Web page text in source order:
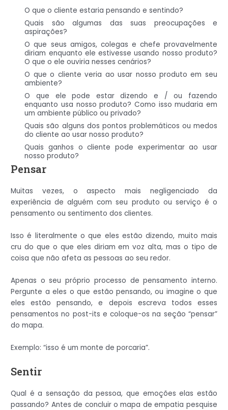
O que o cliente estaria pensando e sentindo?
Quais são algumas das suas preocupações e
aspirações?
O que seus amigos, colegas e chefe provavelmente
diriam enquanto ele estivesse usando nosso produto?
O que o ele ouviria nesses cenários?
O que o cliente veria ao usar nosso produto em seu
ambiente?
O que ele pode estar dizendo e / ou fazendo
enquanto usa nosso produto? Como isso mudaria em
um ambiente público ou privado?
Quais são alguns dos pontos problemáticos ou medos
do cliente ao usar nosso produto?
Quais ganhos o cliente pode experimentar ao usar
nosso produto?
Pensar
Muitas vezes, o aspecto mais negligenciado da
experiência de alguém com seu produto ou serviço é o
pensamento ou sentimento dos clientes.
Isso é literalmente o que eles estão dizendo, muito mais
cru do que o que eles diriam em voz alta, mas o tipo de
coisa que não afeta as pessoas ao seu redor.
Apenas o seu próprio processo de pensamento interno.
Pergunte a eles o que estão pensando, ou imagine o que
eles estão pensando, e depois escreva todos esses
pensamentos no post-its e coloque-os na seção “pensar”
do mapa.
Exemplo: “isso é um monte de porcaria”.
Sentir
Qual é a sensação da pessoa, que emoções elas estão
passando? Antes de concluir o mapa de empatia pesquise